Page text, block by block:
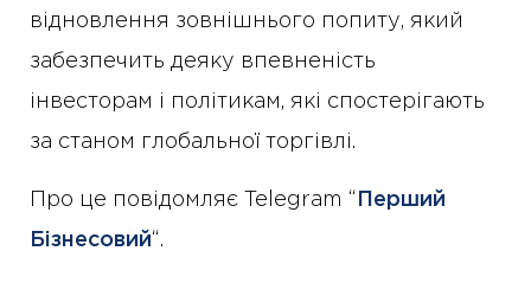
відновлення зовнішнього попиту, який
забезпечить деяку впевненість
інвесторам і політикам, які спостерігають
за станом глобальної торгівлі.
Про це повідомляє Telegram “ Перший
Бізнесовий“.